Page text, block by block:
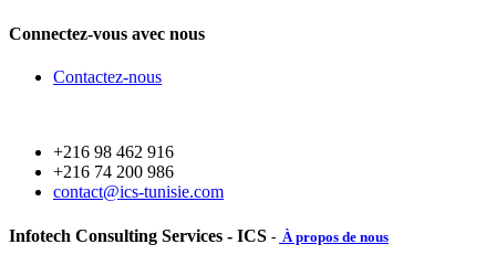
Connectez-vous avec nous
Contactez-nous
+216 98 462 916
+216 74 200 986
contact@ics-tunisie.com
Infotech Consulting Services - ICS - À propos de nous